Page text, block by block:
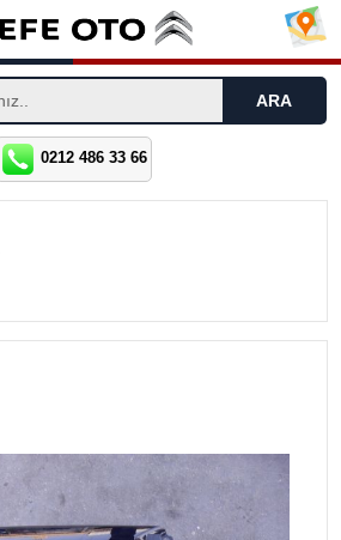
0212 486 33 66